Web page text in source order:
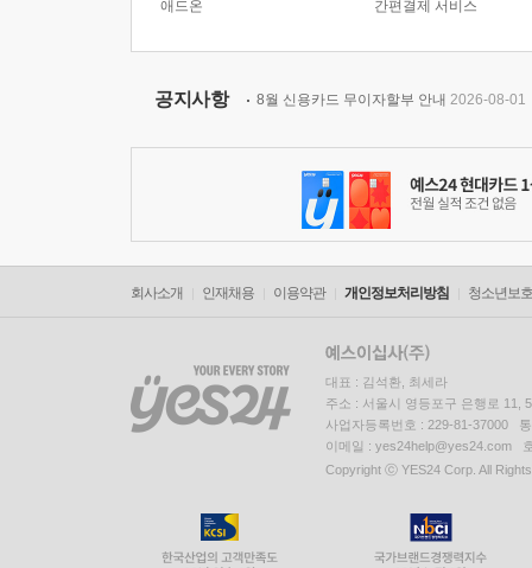
애드온
간편결제 서비스
공지사항 8월 신용카드 무이자할부 안내 2026-08-01
회사소개 인재채용 이용약관 개인정보처리방침 청소년보
대표 : 김석환, 최세라
주소 : 서울시 영등포구 은행로 11,
사업자등록번호 : 229-81-37000
이메일 : yes24help@yes24.com
Copyright ⓒ YES24 Corp. All